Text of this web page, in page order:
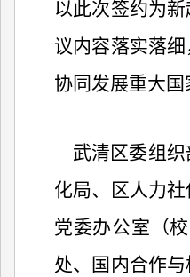
以此次签约为
议内容落实落
协同发展重大国
武清区委组织
化局、区人力
党委办公室（
处、国内合作